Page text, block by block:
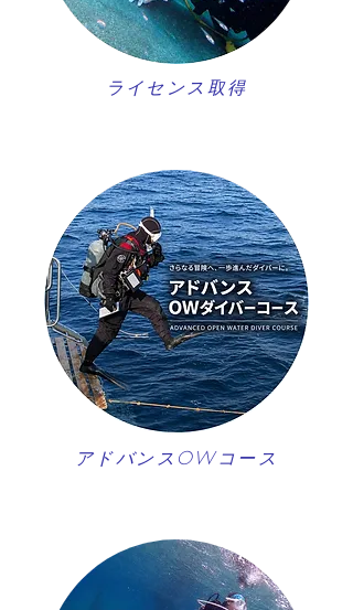
ライセンス取得
アドバンスOWコース